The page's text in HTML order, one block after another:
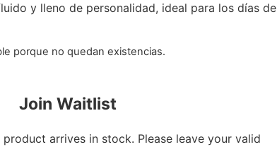
y lleno de personalidad, ideal para los días de
porque no quedan existencias.
Join Waitlist
arrives in stock. Please leave your valid